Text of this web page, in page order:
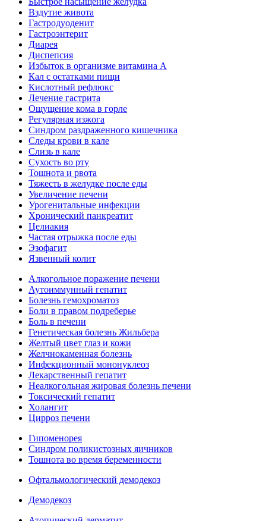
Вздутие живота
Гастродуоденит
Гастроэнтерит
Диарея
Диспепсия
Избыток в организме витамина А
Кал с остатками пищи
Кислотный рефлюкс
Лечение гастрита
Ощущение кома в горле
Регулярная изжога
Синдром раздраженного кишечника
Следы крови в кале
Слизь в кале
Сухость во рту
Тошнота и рвота
Тяжесть в желудке после еды
Увеличение печени
Урогенитальные инфекции
Хронический панкреатит
Целиакия
Частая отрыжка после еды
Эзофагит
Язвенный колит
Алкогольное поражение печени
Аутоиммунный гепатит
Болезнь гемохроматоз
Боли в правом подреберье
Боль в печени
Генетическая болезнь Жильбера
Желтый цвет глаз и кожи
Желчнокаменная болезнь
Инфекционный мононуклеоз
Лекарственный гепатит
Неалкогольная жировая болезнь печени
Токсический гепатит
Холангит
Цирроз печени
Гипоменорея
Синдром поликистозных яичников
Тошнота во время беременности
Офтальмологический демодекоз
Демодекоз